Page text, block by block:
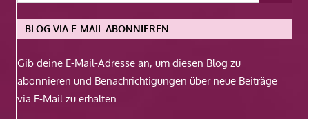
BLOG VIA E-MAIL ABONNIEREN
Gib deine E-Mail-Adresse an, um diesen Blog zu
abonnieren und Benachrichtigungen über neue Beiträge
via E-Mail zu erhalten.